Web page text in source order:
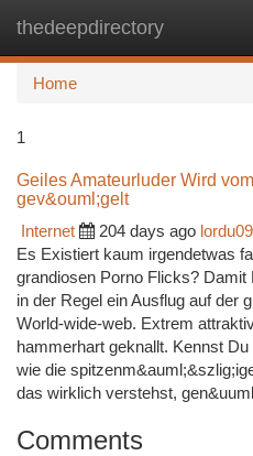
thedeepdirectory
Home
1
Geiles Amateurluder Wird
gev&ouml;gelt
Internet
204 days ago
Es Existiert kaum irgendetwas
grandiosen Porno Flicks?
in der Regel ein Ausflug auf der
World-wide-web. Extrem
hammerhart geknallt. Kennst
wie die
das wirklich verstehst,
Comments